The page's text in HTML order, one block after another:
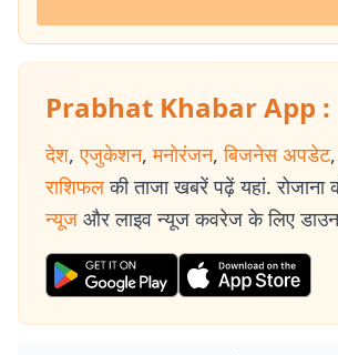
Prabhat Khabar App :
देश, एजुकेशन, मनोरंजन, बिजनेस अपडेट,
राशिफल की ताजा खबरें पढ़ें यहां. रोजाना
न्यूज और लाइव न्यूज कवरेज के लिए